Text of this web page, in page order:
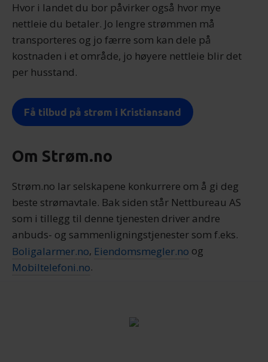
Hvor i landet du bor påvirker også hvor mye
nettleie du betaler. Jo lengre strømmen må
transporteres og jo færre som kan dele på
kostnaden i et område, jo høyere nettleie blir det
per husstand.
Få tilbud på strøm i Kristiansand
Om Strøm.no
Strøm.no lar selskapene konkurrere om å gi deg
beste strømavtale. Bak siden står Nettbureau AS
som i tillegg til denne tjenesten driver andre
anbuds- og sammenligningstjenester som f.eks.
Boligalarmer.no, Eiendomsmegler.no og
Mobiltelefoni.no.